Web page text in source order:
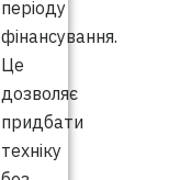
періоду
фінансування.
Це
дозволяє
придбати
техніку